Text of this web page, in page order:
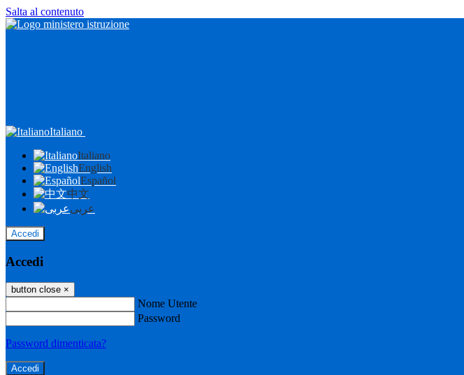
Salta al contenuto
Italiano
Italiano
English
Español
中文
عربى
Accedi
Accedi
button close ×
Nome Utente
Password
Password dimenticata?